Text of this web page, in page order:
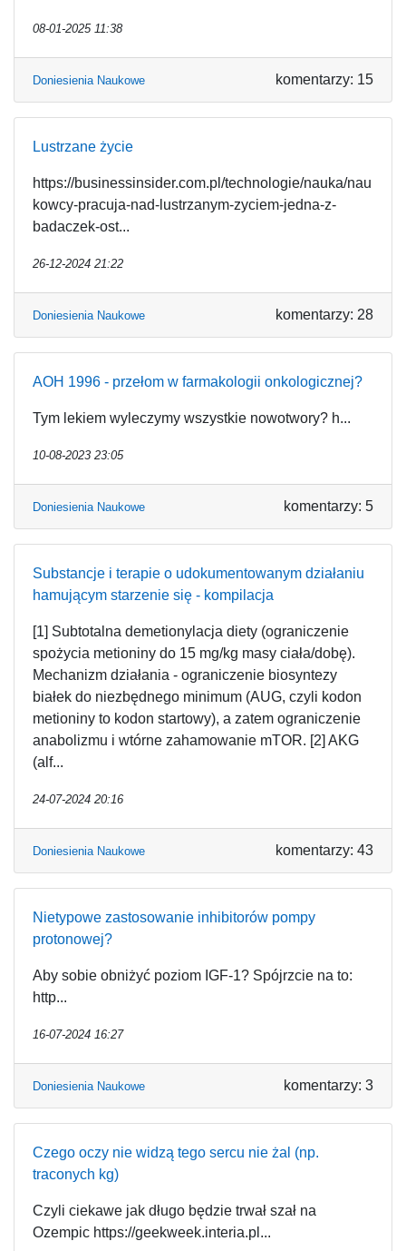
08-01-2025 11:38
Doniesienia Naukowe komentarzy: 15
Lustrzane życie
https://businessinsider.com.pl/technologie/nauka/nau
kowcy-pracuja-nad-lustrzanym-zyciem-jedna-z-
badaczek-ost...
26-12-2024 21:22
Doniesienia Naukowe komentarzy: 28
AOH 1996 - przełom w farmakologii onkologicznej?
Tym lekiem wyleczymy wszystkie nowotwory? h...
10-08-2023 23:05
Doniesienia Naukowe komentarzy: 5
Substancje i terapie o udokumentowanym działaniu
hamującym starzenie się - kompilacja
[1] Subtotalna demetionylacja diety (ograniczenie
spożycia metioniny do 15 mg/kg masy ciała/dobę).
Mechanizm działania - ograniczenie biosyntezy
białek do niezbędnego minimum (AUG, czyli kodon
metioniny to kodon startowy), a zatem ograniczenie
anabolizmu i wtórne zahamowanie mTOR. [2] AKG
(alf...
24-07-2024 20:16
Doniesienia Naukowe komentarzy: 43
Nietypowe zastosowanie inhibitorów pompy
protonowej?
Aby sobie obniżyć poziom IGF-1? Spójrzcie na to:
http...
16-07-2024 16:27
Doniesienia Naukowe komentarzy: 3
Czego oczy nie widzą tego sercu nie żal (np.
traconych kg)
Czyli ciekawe jak długo będzie trwał szał na
Ozempic https://geekweek.interia.pl...